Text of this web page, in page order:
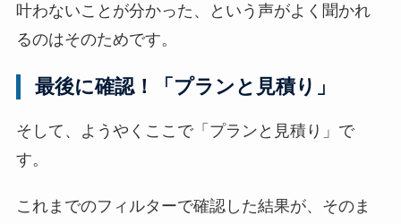
叶わないことが分かった、という声がよく聞かれ
るのはそのためです。
最後に確認！「プランと見積り」
そして、ようやくここで「プランと見積り」で
す。
これまでのフィルターで確認した結果が、そのま